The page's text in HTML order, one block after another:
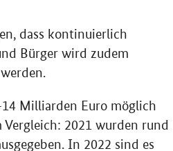
dass kontinuierlich
Bürger wird zudem
Milliarden Euro möglich
2021 wurden rund
In 2022 sind es